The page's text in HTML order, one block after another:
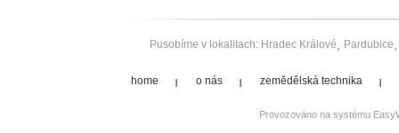
Pusobíme v lokalitach: Hradec Králové Pardubice
home o nás zemědělská technika
Provozováno na systému